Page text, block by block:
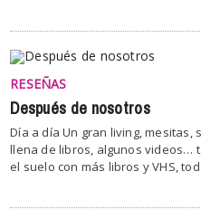
RESEÑAS
Después de nosotros
Día a día Un gran living,
llena de libros, algunos videos…
el suelo con más libros y VHS,